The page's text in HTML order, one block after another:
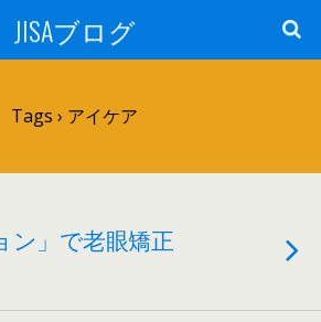
JISAブログ
Tags › アイケア
ン」で老眼矯正